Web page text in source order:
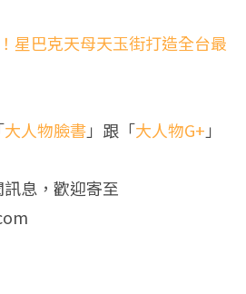
星巴克天母天玉街打造全台最
大人物臉書」跟「大人物G+ 」
息，歡迎寄至